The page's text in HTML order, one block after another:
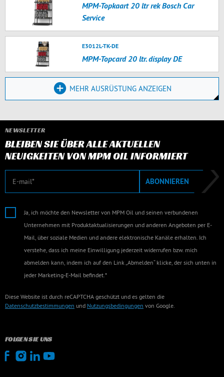
MPM-Topkaart 20 ltr rek Bosch Car
Service
E3012L-TK-DE
MPM-Topcard 20 ltr. display DE
MEHR AUSRÜSTUNG ANZEIGEN
NEWSLETTER
BLEIBEN SIE ÜBER ALLE AKTUELLEN
NEUIGKEITEN VON MPM OIL INFORMIERT
E-Mail ABONNIEREN
Ja, ich möchte den Newsletter von MPM Oil und seinen verbundenen
Unternehmen mit Produktaktualisierungen und anderen Angeboten per E-
Mail, über soziale Medien und andere elektronische Kanäle erhalten. Ich
verstehe, dass ich meine Einwilligung jederzeit widerrufen bzw. mich
abmelden kann, indem ich auf den Link „Abmelden“ klicke, der sich unten in
jeder Marketing-E-Mail befindet.*
Diese Website ist durch reCAPTCHA geschützt und es gelten die
Datenschutzbestimmungen und Nutzungsbedingungen von Google.
FOLGEN SIE UNS